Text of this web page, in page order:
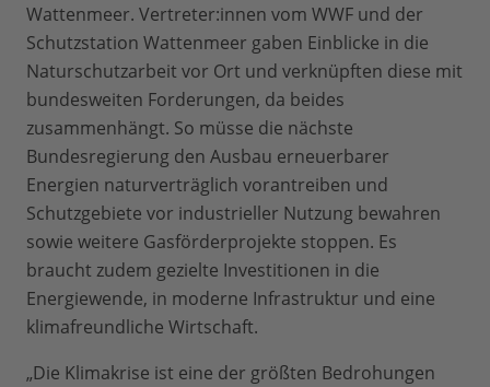
Wattenmeer. Vertreter:innen vom WWF und der
Schutzstation Wattenmeer gaben Einblicke in die
Naturschutzarbeit vor Ort und verknüpften diese mit
bundesweiten Forderungen, da beides
zusammenhängt. So müsse die nächste
Bundesregierung den Ausbau erneuerbarer
Energien naturverträglich vorantreiben und
Schutzgebiete vor industrieller Nutzung bewahren
sowie weitere Gasförderprojekte stoppen. Es
braucht zudem gezielte Investitionen in die
Energiewende, in moderne Infrastruktur und eine
klimafreundliche Wirtschaft.
„Die Klimakrise ist eine der größten Bedrohungen